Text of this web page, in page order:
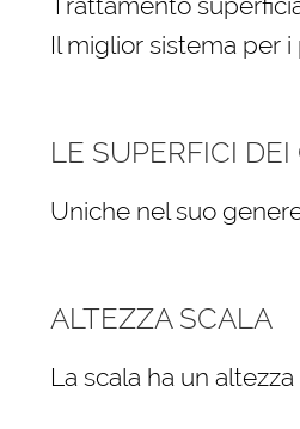
Il miglior sistema per
LE SUPERFICI DEI
Uniche nel suo
ALTEZZA SCALA
La scala ha un